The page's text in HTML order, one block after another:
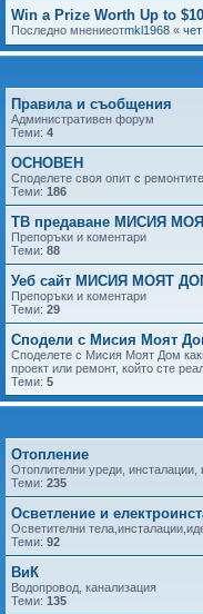
Win a Prize Worth Up to
Последно мнениеотmkl1968 «
Правила и съобщения
Административен форум
Теми: 4
ОСНОВЕН
Споделете своя опит с
Теми: 186
ТВ предаване МИСИЯ
Препоръки и коментари
Теми: 88
Уеб сайт МИСИЯ МОЯТ
Препоръки и коментари
Теми: 29
Сподели с Мисия Моят
Споделете с Мисия Моят Дом
проект или ремонт, който сте
Теми: 5
Отопление
Отоплителни уреди, инсталации,
Теми: 235
Осветление и
Осветителни
Теми: 92
ВиК
Водопровод, канализация
Теми: 135